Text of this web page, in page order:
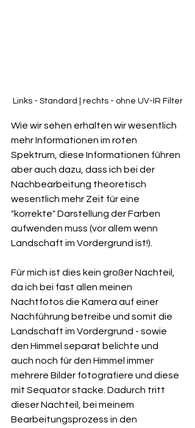
Links - Standard | rechts - ohne UV-IR Filter
Wie wir sehen erhalten wir wesentlich
mehr Informationen im roten
Spektrum, diese Informationen führen
aber auch dazu, dass ich bei der
Nachbearbeitung theoretisch
wesentlich mehr Zeit für eine
"korrekte" Darstellung der Farben
aufwenden muss (vor allem wenn
Landschaft im Vordergrund ist!).
Für mich ist dies kein großer Nachteil,
da ich bei fast allen meinen
Nachtfotos die Kamera auf einer
Nachführung betreibe und somit die
Landschaft im Vordergrund - sowie
den Himmel separat belichte und
auch noch für den Himmel immer
mehrere Bilder fotografiere und diese
mit Sequator stacke. Dadurch tritt
dieser Nachteil, bei meinem
Bearbeitungsprozess in den